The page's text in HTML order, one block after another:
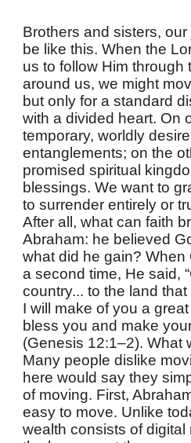
Brothers and sisters,
be like this. When the
us to follow Him through
around us, we might
but only for a standard
with a divided heart. On
temporary, worldly
entanglements; on the
promised spiritual
blessings. We want to
to surrender entirely or
After all, what can faith
Abraham: he believed
what did he gain? When
a second time, He said,
country... to the land
I will make of you a great
bless you and make
(Genesis 12:1–2). What
Many people dislike
here would say they
of moving. First,
easy to move. Unlike
wealth consists of